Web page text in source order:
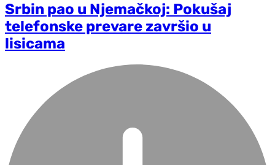
Srbin pao u Njemačkoj: Pokušaj
telefonske prevare završio u
lisicama